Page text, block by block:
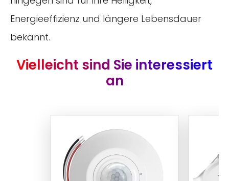
Energieeffizienz und längere Lebensdauer
bekannt.
Vielleicht sind Sie interessiert
an